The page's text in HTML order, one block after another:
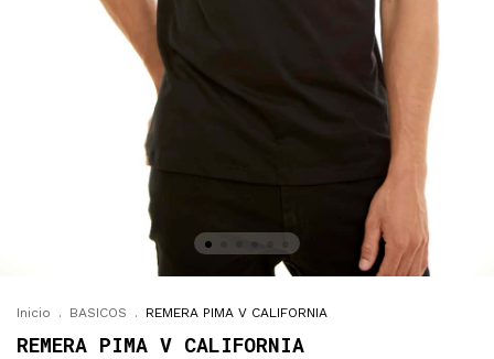
Inicio . BASICOS . REMERA PIMA V CALIFORNIA
REMERA PIMA V CALIFORNIA